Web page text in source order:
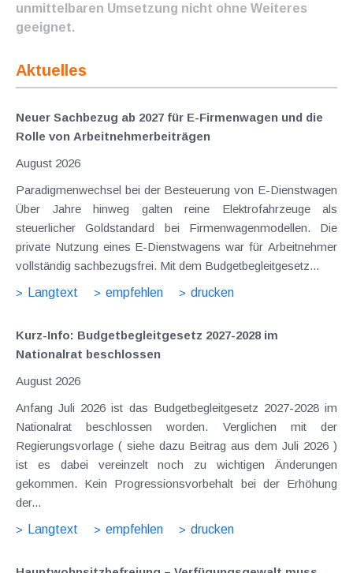
unmittelbaren Umsetzung nicht ohne Weiteres
geeignet.
Aktuelles
Neuer Sachbezug ab 2027 für E-Firmenwagen und die
Rolle von Arbeitnehmer​­beiträgen
August 2026
Paradigmenwechsel bei der Besteuerung von E-Dienstwagen
Über Jahre hinweg galten reine Elektrofahrzeuge als
steuerlicher Goldstandard bei Firmenwagenmodellen. Die
private Nutzung eines E-Dienstwagens war für Arbeitnehmer
vollständig sachbezugsfrei. Mit dem Budgetbegleitgesetz...
Langtext
empfehlen drucken
Kurz-Info: Budgetbegleitgesetz 2027-2028 im
Nationalrat beschlossen
August 2026
Anfang Juli 2026 ist das Budgetbegleitgesetz 2027-2028 im
Nationalrat beschlossen worden. Verglichen mit der
Regierungsvorlage ( siehe dazu Beitrag aus dem Juli 2026 )
ist es dabei vereinzelt noch zu wichtigen Änderungen
gekommen. Kein Progressionsvorbehalt bei der Erhöhung
der...
Langtext
empfehlen drucken